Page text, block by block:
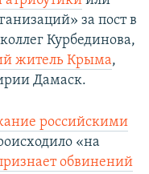
за пост в
Курбединова,
житель Крыма,
Дамаск.​
российскими
«на
обвинений